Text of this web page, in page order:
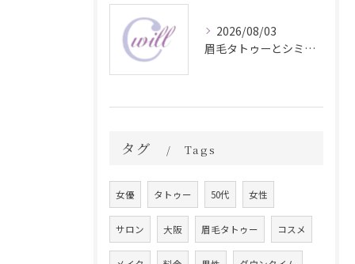
2026/08/03
眉毛タトゥーとシミ予防に効く食材解説
タグ Tags
女優 タトゥー 50代 女性
サロン 大阪 眉毛タトゥー コスメ